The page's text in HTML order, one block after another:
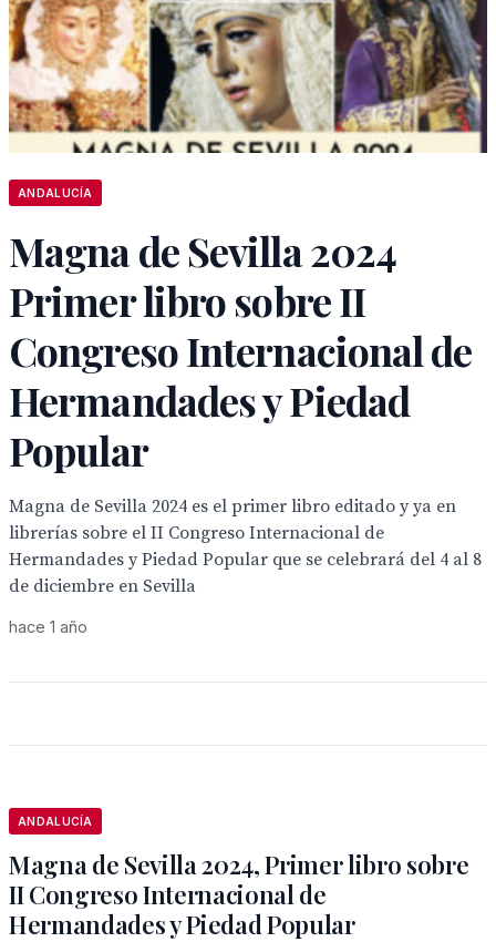
ANDALUCÍA
Magna de Sevilla 2024
Primer libro sobre II
Congreso Internacional de
Hermandades y Piedad
Popular
Magna de Sevilla 2024 es el primer libro editado y ya en
librerías sobre el II Congreso Internacional de
Hermandades y Piedad Popular que se celebrará del 4 al 8
de diciembre en Sevilla
hace 1 año
ANDALUCÍA
Magna de Sevilla 2024, Primer libro sobre
II Congreso Internacional de
Hermandades y Piedad Popular